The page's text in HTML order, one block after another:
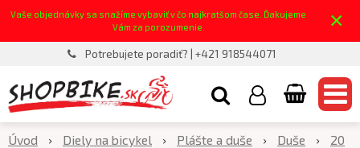
Vaše objednávky sa snažíme vybaviť v čo najkratšom čase. Ďakujeme
Vám za porozumenie.
×
Potrebujete poradiť? | +421 918544071
Úvod Diely na bicykel Plášte a duše Duše
20